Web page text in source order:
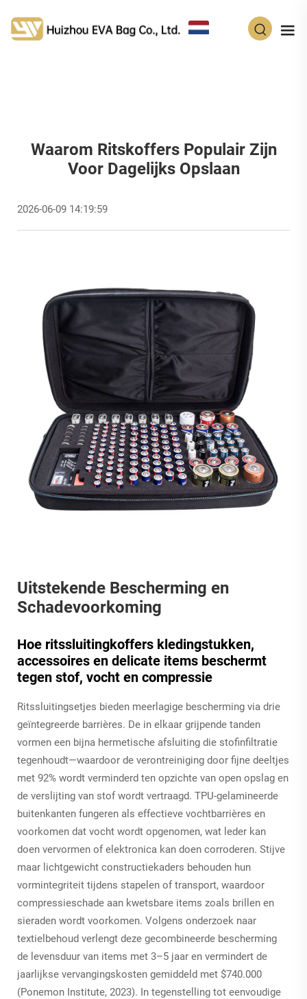
Waarom Ritskoffers Populair Zijn
Voor Dagelijks Opslaan
2026-06-09 14:19:59
Uitstekende Bescherming en
Schadevoorkoming
Hoe ritssluitingkoffers kledingstukken,
accessoires en delicate items beschermt
tegen stof, vocht en compressie
Ritssluitingsetjes bieden meerlagige bescherming via drie
geïntegreerde barrières. De in elkaar grijpende tanden
vormen een bijna hermetische afsluiting die stofinfiltratie
tegenhoudt—waardoor de verontreiniging door fijne deeltjes
met 92% wordt verminderd ten opzichte van open opslag en
de verslijting van stof wordt vertraagd. TPU-gelamineerde
buitenkanten fungeren als effectieve vochtbarrières en
voorkomen dat vocht wordt opgenomen, wat leder kan
doen vervormen of elektronica kan doen corroderen. Stijve
maar lichtgewicht constructiekaders behouden hun
vormintegriteit tijdens stapelen of transport, waardoor
compressieschade aan kwetsbare items zoals brillen en
sieraden wordt voorkomen. Volgens onderzoek naar
textielbehoud verlengt deze gecombineerde bescherming
de levensduur van items met 3–5 jaar en vermindert de
jaarlijkse vervangingskosten gemiddeld met $740.000
(Ponemon Institute, 2023). In tegenstelling tot eenvoudige